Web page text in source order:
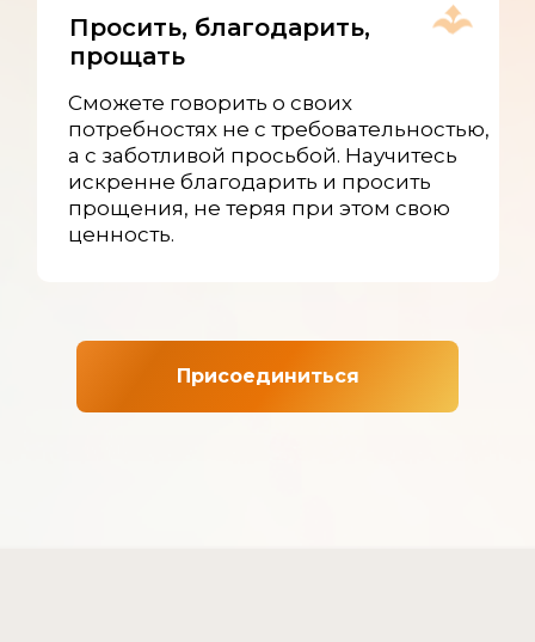
Присоединиться
Сможете говорить о своих
потребностях не с требовательностью,
а с заботливой просьбой. Научитесь
искренне благодарить и просить
прощения, не теряя при этом свою
ценность.
Просить, благодарить,
прощать